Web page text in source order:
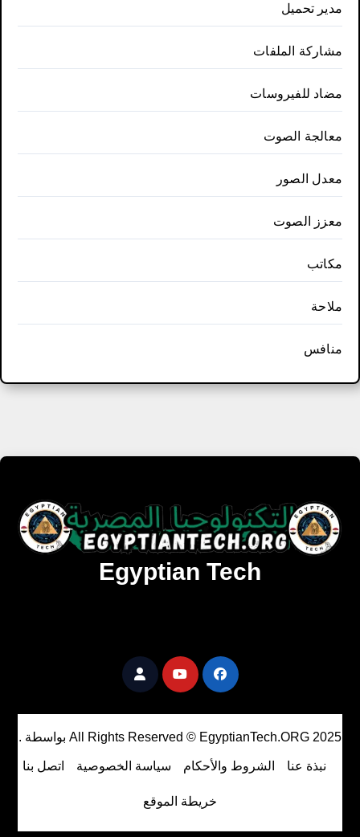
مدير تحميل
مشاركة الملفات
مضاد للفيروسات
معالجة الصوت
معدل الصور
معزز الصوت
مكاتب
ملاحة
منافس
Egyptian Tech
All Rights Reserved © EgyptianTech.ORG 2025 بواسطة .
نبذة عنا الشروط والأحكام سياسة الخصوصية اتصل بنا
خريطة الموقع